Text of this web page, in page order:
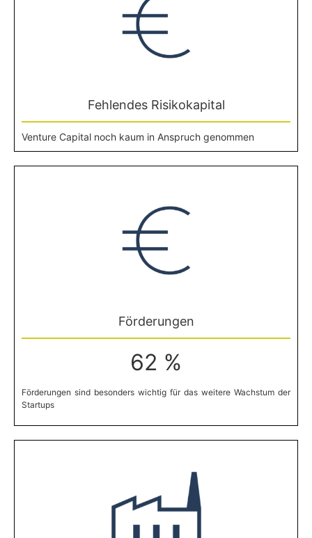
Fehlendes Risikokapital
Venture Capital noch kaum in Anspruch genommen
Förderungen
62 %
Förderungen sind besonders wichtig für das weitere Wachstum der
Startups